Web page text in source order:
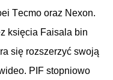
Tecmo oraz Nexon.
księcia Faisala bin
się rozszerzyć swoją
. PIF stopniowo